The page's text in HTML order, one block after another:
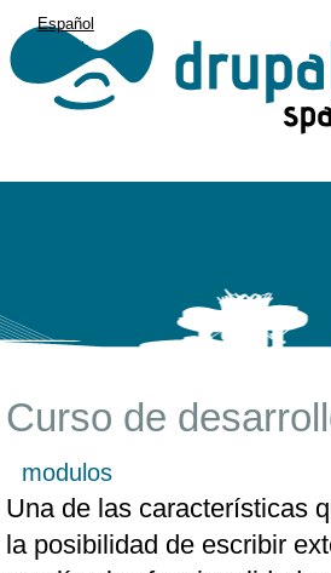
Español
English
Curso de
modulos
Una de las características
la posibilidad de escribir